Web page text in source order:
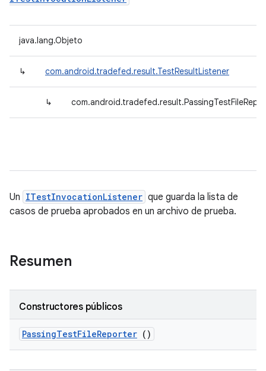
java.lang.Objeto
↳ com.android.tradefed.result.TestResultListener
↳
Un ITestInvocationListener que guarda la lista de
casos de prueba aprobados en un archivo de prueba.
Resumen
Constructores públicos
PassingTestFileReporter ()